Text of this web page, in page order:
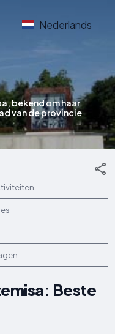
Nederlands
bekend om haar
van de provincie
Beste